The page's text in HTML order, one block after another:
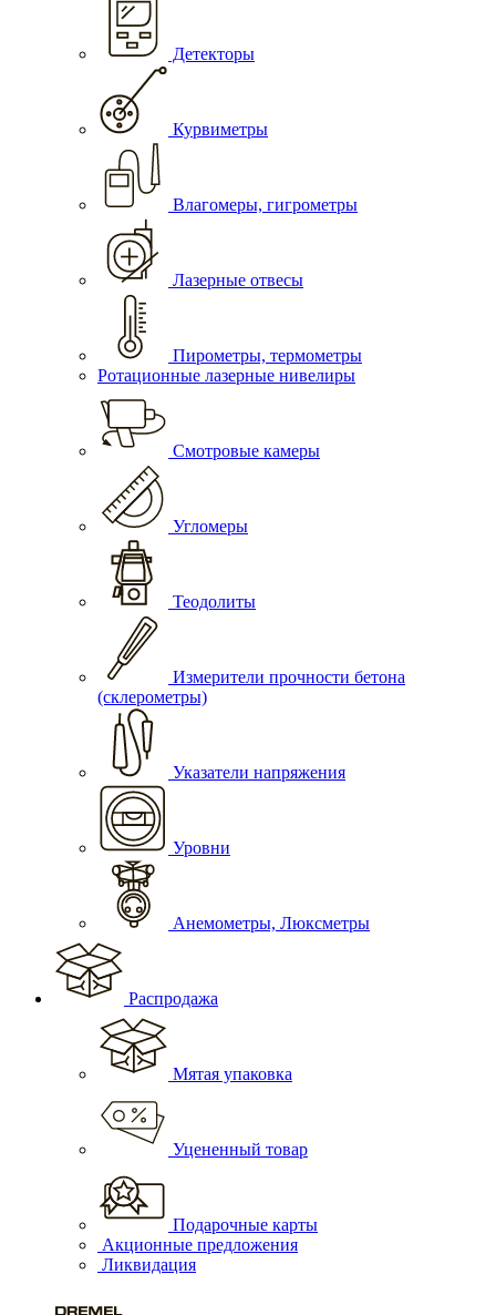
Детекторы
Курвиметры
Влагомеры, гигрометры
Лазерные отвесы
Пирометры, термометры
Ротационные лазерные нивелиры
Смотровые камеры
Угломеры
Теодолиты
Измерители прочности бетона
(склерометры)
Указатели напряжения
Уровни
Анемометры, Люксметры
Распродажа
Мятая упаковка
Уцененный товар
Подарочные карты
Акционные предложения
Ликвидация